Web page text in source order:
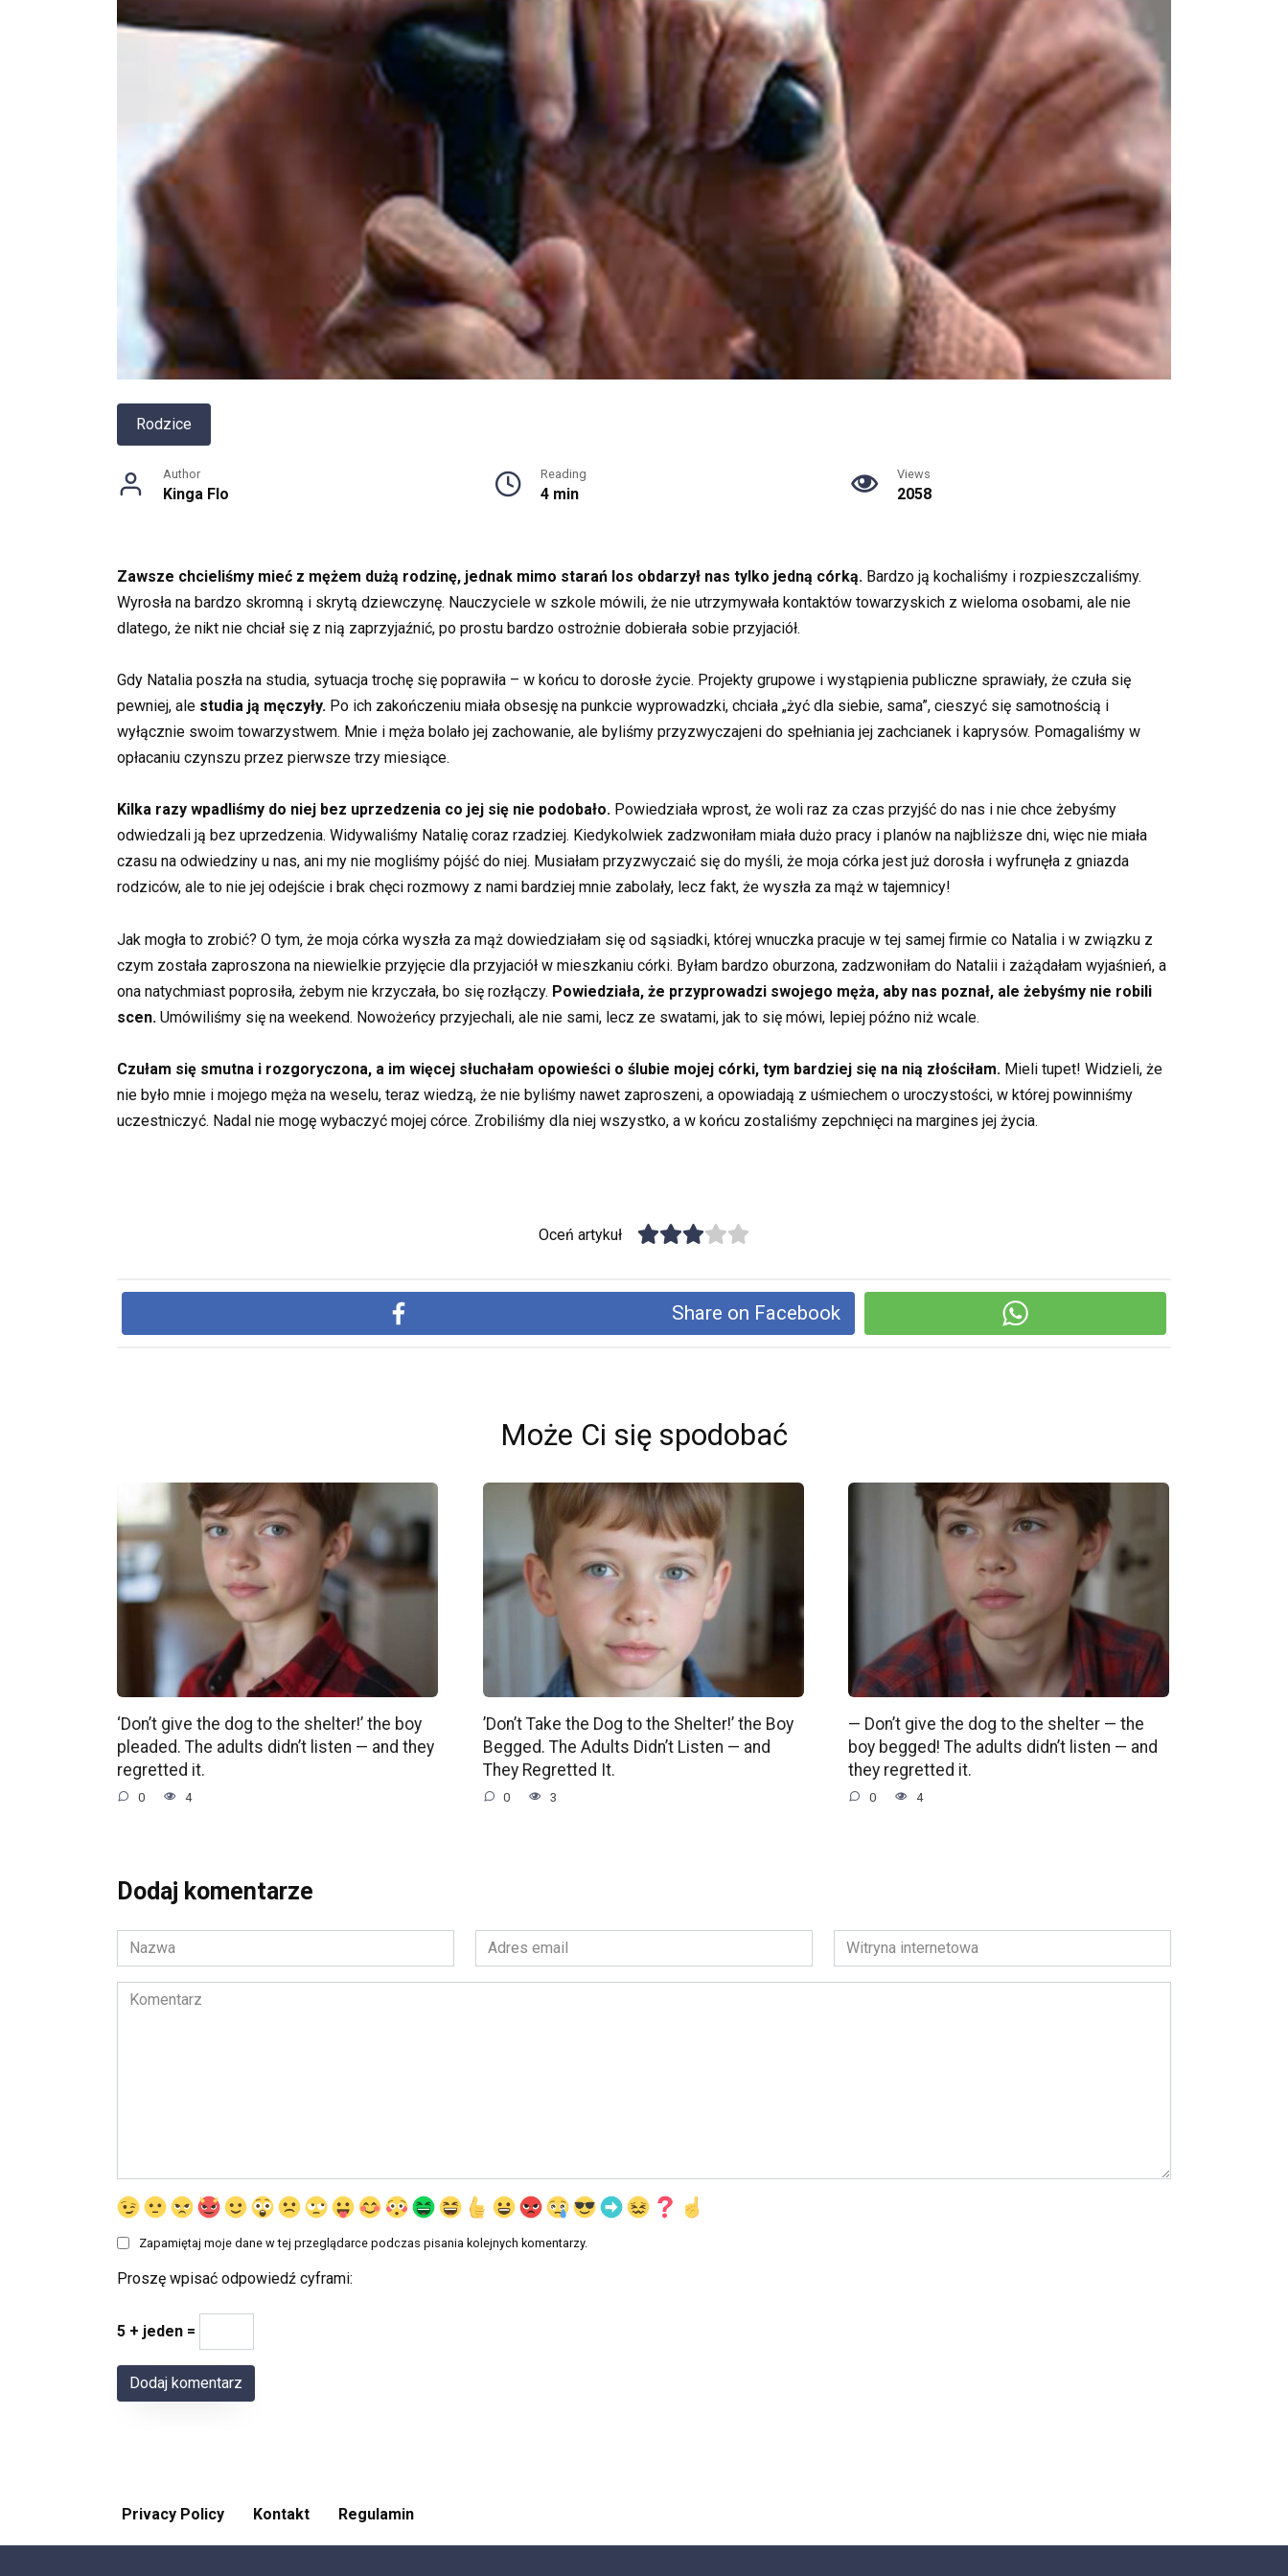
Rodzice
Author
Kinga Flo
Reading
4 min
Views
2058
Zawsze chcieliśmy mieć z mężem dużą rodzinę, jednak mimo starań los obdarzył nas tylko jedną córką. Bardzo ją kochaliśmy i rozpieszczaliśmy.
Wyrosła na bardzo skromną i skrytą dziewczynę. Nauczyciele w szkole mówili, że nie utrzymywała kontaktów towarzyskich z wieloma osobami, ale nie
dlatego, że nikt nie chciał się z nią zaprzyjaźnić, po prostu bardzo ostrożnie dobierała sobie przyjaciół.
Gdy Natalia poszła na studia, sytuacja trochę się poprawiła – w końcu to dorosłe życie. Projekty grupowe i wystąpienia publiczne sprawiały, że czuła się
pewniej, ale studia ją męczyły. Po ich zakończeniu miała obsesję na punkcie wyprowadzki, chciała „żyć dla siebie, sama”, cieszyć się samotnością i
wyłącznie swoim towarzystwem. Mnie i męża bolało jej zachowanie, ale byliśmy przyzwyczajeni do spełniania jej zachcianek i kaprysów. Pomagaliśmy w
opłacaniu czynszu przez pierwsze trzy miesiące.
Kilka razy wpadliśmy do niej bez uprzedzenia co jej się nie podobało. Powiedziała wprost, że woli raz za czas przyjść do nas i nie chce żebyśmy
odwiedzali ją bez uprzedzenia. Widywaliśmy Natalię coraz rzadziej. Kiedykolwiek zadzwoniłam miała dużo pracy i planów na najbliższe dni, więc nie miała
czasu na odwiedziny u nas, ani my nie mogliśmy pójść do niej. Musiałam przyzwyczaić się do myśli, że moja córka jest już dorosła i wyfrunęła z gniazda
rodziców, ale to nie jej odejście i brak chęci rozmowy z nami bardziej mnie zabolały, lecz fakt, że wyszła za mąż w tajemnicy!
Jak mogła to zrobić? O tym, że moja córka wyszła za mąż dowiedziałam się od sąsiadki, której wnuczka pracuje w tej samej firmie co Natalia i w związku z
czym została zaproszona na niewielkie przyjęcie dla przyjaciół w mieszkaniu córki. Byłam bardzo oburzona, zadzwoniłam do Natalii i zażądałam wyjaśnień, a
ona natychmiast poprosiła, żebym nie krzyczała, bo się rozłączy. Powiedziała, że przyprowadzi swojego męża, aby nas poznał, ale żebyśmy nie robili
scen. Umówiliśmy się na weekend. Nowożeńcy przyjechali, ale nie sami, lecz ze swatami, jak to się mówi, lepiej późno niż wcale.
Czułam się smutna i rozgoryczona, a im więcej słuchałam opowieści o ślubie mojej córki, tym bardziej się na nią złościłam. Mieli tupet! Widzieli, że
nie było mnie i mojego męża na weselu, teraz wiedzą, że nie byliśmy nawet zaproszeni, a opowiadają z uśmiechem o uroczystości, w której powinniśmy
uczestniczyć. Nadal nie mogę wybaczyć mojej córce. Zrobiliśmy dla niej wszystko, a w końcu zostaliśmy zepchnięci na margines jej życia.
Oceń artykuł
Share on Facebook
Może Ci się spodobać
‘Don’t give the dog to the shelter!’ the boy
pleaded. The adults didn’t listen — and they
regretted it.
0 4
’Don’t Take the Dog to the Shelter!’ the Boy
Begged. The Adults Didn’t Listen — and
They Regretted It.
0 3
— Don’t give the dog to the shelter — the
boy begged! The adults didn’t listen — and
they regretted it.
0 4
Dodaj komentarze
Nazwa
*
Adres
email
*
Witryna
internetowa
Komentarz
Zapamiętaj moje dane w tej przeglądarce podczas pisania kolejnych komentarzy.
Proszę wpisać odpowiedź cyframi:
5 + jeden =
Privacy Policy Kontakt Regulamin